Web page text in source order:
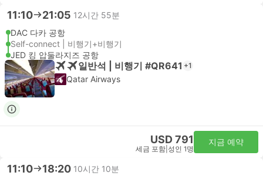
11:10 21:05 12시간 55분
DAC 다카 공항
Self-connect | 비행기+비행기
JED 킹 압둘라지즈 공항
일반석 | 비행기 #QR641 +1
Qatar Airways
USD 791
세금 포함 성인 1명
지금 예약
11:10 18:20 10시간 10분